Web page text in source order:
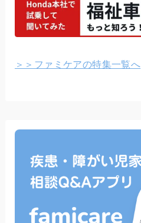
＞＞ファミケアの特集一覧へ